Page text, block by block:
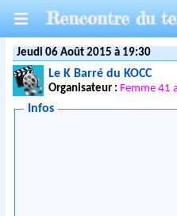
Rencontre du
Jeudi 06 Août 2015 à 19:30
Le K Barré du KOCC
Organisateur : Femme 41
Infos